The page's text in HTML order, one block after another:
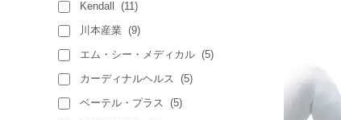
Kendall (11)
川本産業 (9)
エム・シー・メディカル (5)
カーディナルヘルス (5)
ベーテル・プラス (5)